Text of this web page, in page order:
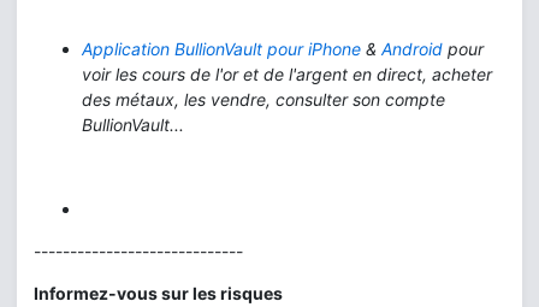
Application BullionVault pour iPhone & Android pour
voir les cours de l'or et de l'argent en direct, acheter
des métaux, les vendre, consulter son compte
BullionVault...
-----------------------------
Informez-vous sur les risques